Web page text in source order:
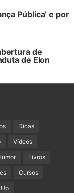
Pública’ e por
de
de Elon
Dicas
Vídeos
Livros
Cursos
Up